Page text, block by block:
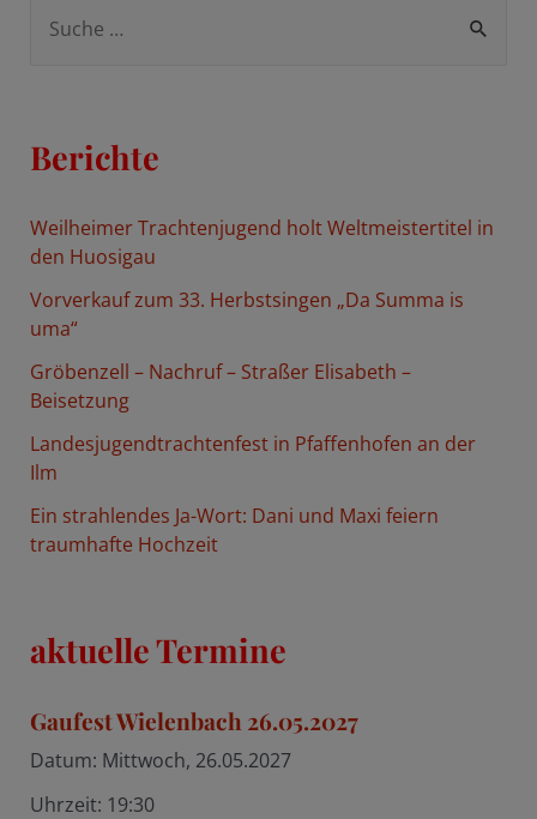
e
n
:
Berichte
Weilheimer Trachtenjugend holt Weltmeistertitel in
den Huosigau
Vorverkauf zum 33. Herbstsingen „Da Summa is
uma“
Gröbenzell – Nachruf – Straßer Elisabeth –
Beisetzung
Landesjugendtrachtenfest in Pfaffenhofen an der
Ilm
Ein strahlendes Ja-Wort: Dani und Maxi feiern
traumhafte Hochzeit
aktuelle Termine
Gaufest Wielenbach 26.05.2027
Datum: Mittwoch, 26.05.2027
Uhrzeit: 19:30